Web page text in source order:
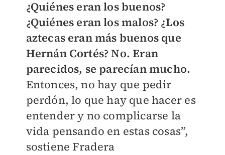
¿Quiénes eran los buenos?
¿Quiénes eran los malos? ¿Los
aztecas eran más buenos que
Hernán Cortés? No. Eran
parecidos, se parecían mucho.
Entonces, no hay que pedir
perdón, lo que hay que hacer es
entender y no complicarse la
vida pensando en estas cosas”,
sostiene Fradera